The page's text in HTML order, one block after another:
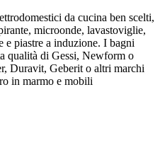
da cucina ben scelti,
microonde, lavastoviglie,
e piastre a induzione. I bagni
qualità di Gessi, Newform o
Duravit, Geberit o altri marchi
in marmo e mobili